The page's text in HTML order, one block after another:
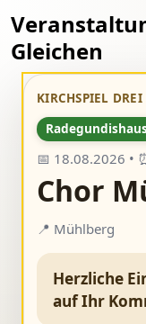
Gleichen
KIRCHSPIEL
📅 18.08.2026 •
Chor
📍 Mühlberg
Herzliche
auf Ihr